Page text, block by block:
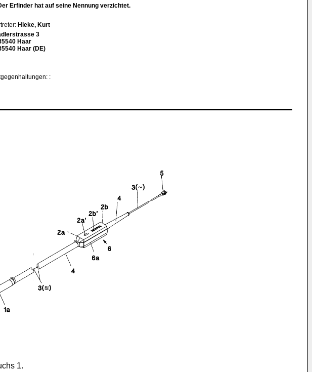
Erfinder hat auf seine Nennung verzichtet.
Hieke, Kurt
3
Haar
Haar (DE)
:
1.